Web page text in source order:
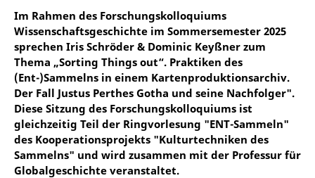
Im Rahmen des Forschungskolloquiums
Wissenschaftsgeschichte im Sommersemester 2025
sprechen Iris Schröder & Dominic Keyßner zum
Thema „Sorting Things out“. Praktiken des
(Ent-)Sammelns in einem Kartenproduktionsarchiv.
Der Fall Justus Perthes Gotha und seine Nachfolger".
Diese Sitzung des Forschungskolloquiums ist
gleichzeitig Teil der Ringvorlesung "ENT-Sammeln"
des Kooperationsprojekts "Kulturtechniken des
Sammelns" und wird zusammen mit der Professur für
Globalgeschichte veranstaltet.